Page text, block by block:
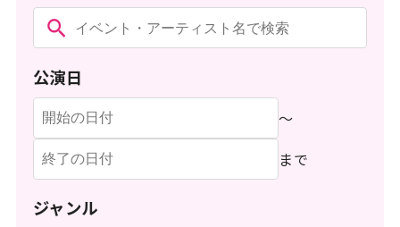
公演日
〜
まで
ジャンル